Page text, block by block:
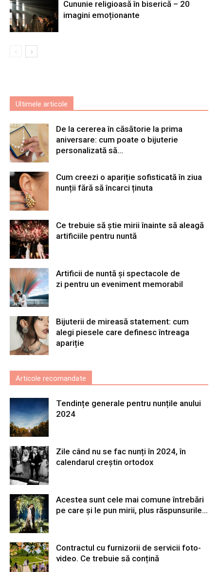
Cununie religioasă în biserică – 20
imagini emoționante
Ultimele articole
De la cererea în căsătorie la prima
aniversare: cum poate o bijuterie
personalizată să...
Cum creezi o apariție sofisticată în ziua
nunții fără să încarci ținuta
Ce trebuie să știe mirii înainte să aleagă
artificiile pentru nuntă
Artificii de nuntă și spectacole de
zi pentru un eveniment memorabil
Bijuterii de mireasă statement: cum
alegi piesele care definesc întreaga
apariție
Articole recomandate
Tendințe generale pentru nunțile anului
2024
Zile când nu se fac nunți în 2024, în
calendarul creștin ortodox
Acestea sunt cele mai comune întrebări
pe care și le pun mirii, plus răspunsurile...
Contractul cu furnizorii de servicii foto-
video. Ce trebuie să conțină